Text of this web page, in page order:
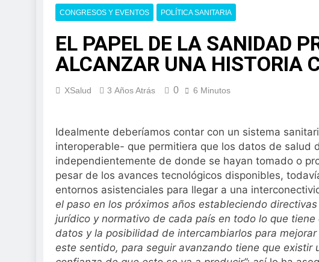
La presencia de una
colorrectal
3 Días Atrás
ISDIN promueve la
Minions
La fisioterapia pediátrica
Aprobado el proyecto de
libre
2 Semanas Atrás
El Gobierno aprueba el
para el SNS
2 Semanas Atrás
La fiebre del running llega al
2 Semanas Atrás
Sanidad publica el primer
2 Semanas Atrás
CONGRESOS Y EVENTOS POLÍTICA SANITARIA
EL PAPEL DE LA SANIDAD
ALCANZAR UNA HISTORIA
XSalud 3 Años Atrás 0 6 Minutos
Idealmente deberíamos contar con un sistema
interoperable- que permitiera que los datos de salud
independientemente de donde se hayan tomado o
pesar de los avances tecnológicos disponibles,
entornos asistenciales para llegar a una
el paso en los próximos años estableciendo
jurídico y normativo de cada país en todo lo que
datos y la posibilidad de intercambiarlos para
este sentido, para seguir avanzando tiene que existir